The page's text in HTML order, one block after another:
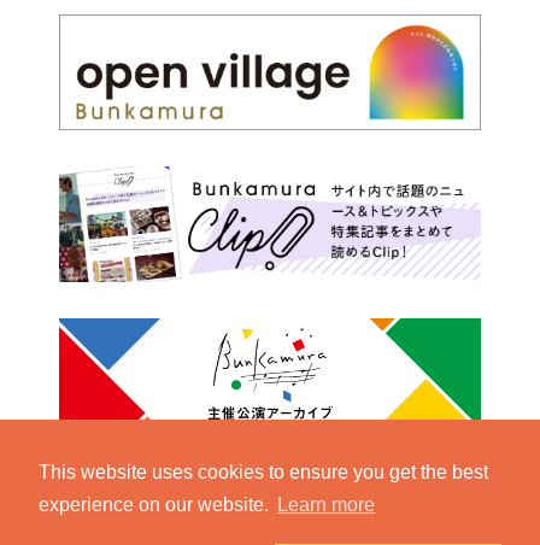
This website uses cookies to ensure you get the best
experience on our website.
Learn more